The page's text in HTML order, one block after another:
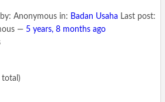
Anonymous in: Badan Usaha Last post:
— 5 years, 8 months ago
total)